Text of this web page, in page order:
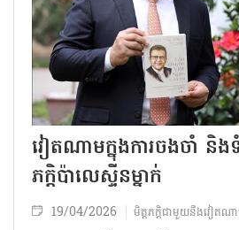
វៀតណាមក្នុងការចងចាំ និង
ភក្តិប៉ាលេស្ទីនម្នាក់
19/04/2026 មិត្តភក្តិជាមួយនឹងវៀតណ